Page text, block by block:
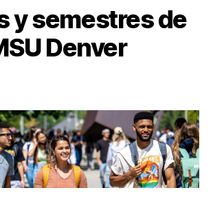
y semestres de
Denver